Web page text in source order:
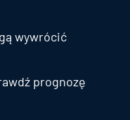
wywrócić
prognozę